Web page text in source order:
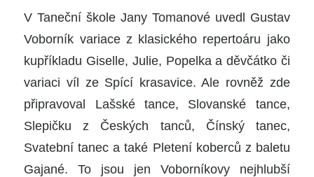
V Taneční škole Jany Tomanové uvedl Gustav
Voborník variace z klasického repertoáru jako
kupříkladu Giselle, Julie, Popelka a děvčátko či
variaci víl ze Spící krasavice. Ale rovněž zde
připravoval Lašské tance, Slovanské tance,
Slepičku z Českých tanců, Čínský tanec,
Svatební tanec a také Pletení koberců z baletu
Gajané. To jsou jen Voborníkovy nejhlubší